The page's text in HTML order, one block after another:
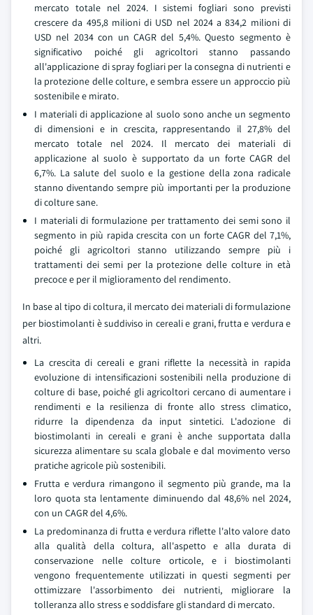
mercato totale nel 2024. I sistemi fogliari sono previsti
crescere da 495,8 milioni di USD nel 2024 a 834,2 milioni di
USD nel 2034 con un CAGR del 5,4%. Questo segmento è
significativo poiché gli agricoltori stanno passando
all'applicazione di spray fogliari per la consegna di nutrienti e
la protezione delle colture, e sembra essere un approccio più
sostenibile e mirato.
I materiali di applicazione al suolo sono anche un segmento
di dimensioni e in crescita, rappresentando il 27,8% del
mercato totale nel 2024. Il mercato dei materiali di
applicazione al suolo è supportato da un forte CAGR del
6,7%. La salute del suolo e la gestione della zona radicale
stanno diventando sempre più importanti per la produzione
di colture sane.
I materiali di formulazione per trattamento dei semi sono il
segmento in più rapida crescita con un forte CAGR del 7,1%,
poiché gli agricoltori stanno utilizzando sempre più i
trattamenti dei semi per la protezione delle colture in età
precoce e per il miglioramento del rendimento.
In base al tipo di coltura, il mercato dei materiali di formulazione
per biostimolanti è suddiviso in cereali e grani, frutta e verdura e
altri.
La crescita di cereali e grani riflette la necessità in rapida
evoluzione di intensificazioni sostenibili nella produzione di
colture di base, poiché gli agricoltori cercano di aumentare i
rendimenti e la resilienza di fronte allo stress climatico,
ridurre la dipendenza da input sintetici. L'adozione di
biostimolanti in cereali e grani è anche supportata dalla
sicurezza alimentare su scala globale e dal movimento verso
pratiche agricole più sostenibili.
Frutta e verdura rimangono il segmento più grande, ma la
loro quota sta lentamente diminuendo dal 48,6% nel 2024,
con un CAGR del 4,6%.
La predominanza di frutta e verdura riflette l'alto valore dato
alla qualità della coltura, all'aspetto e alla durata di
conservazione nelle colture orticole, e i biostimolanti
vengono frequentemente utilizzati in questi segmenti per
ottimizzare l'assorbimento dei nutrienti, migliorare la
tolleranza allo stress e soddisfare gli standard di mercato.